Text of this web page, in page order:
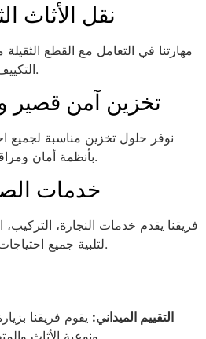
6. نقل الأثاث
مهارتنا في التعامل مع القطع الثقيلة
التكييف تضمن لك نقل آمن وسهل.
7. تخزين آمن
نوفر حلول تخزين مناسبة لجميع
بأنظمة أمان ومراقبة لضمان سلامة ممتلكاتك.
8. خدمات
فريقنا يقدم خدمات النجارة، التركيب،
لتلبية جميع احتياجات منزلك أو مكتبك بعد النقل.
التقييم الميداني: يقوم فريقنا
ونوعية الأثاث والمتطلبات الخاصة بالنقل.